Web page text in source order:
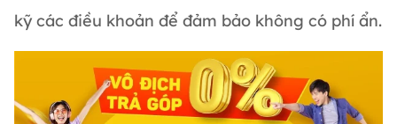
kỹ các điều khoản để đảm bảo không có phí ẩn.